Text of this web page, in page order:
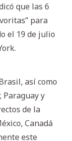
que las 6
para
el 19 de julio
así como
Paraguay y
de la
Canadá
este